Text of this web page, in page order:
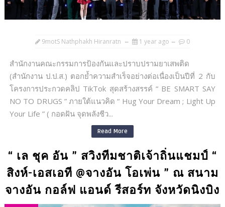
9motS Nathphakh Hiranratn 1 year ago 0
สำนักงานคณะกรรมการป้องกันและปราบปรามยาเสพติด
(สำนักงาน ป.ป.ส.) ตอกย้ำความสำเร็จอย่างต่อเนื่องเป็นปีที่ 2 กับ
โครงการประกวดคลิป TikTok สุดสร้างสรรค์ “ BE SMART SAY
NO TO DRUGS ” ภายใต้แนวคิด “ Hug Your Dream ; Light Up
Your Life ” ( กอดฝัน จุดพลังชีว...
Read More
“ เล ชุค อัน ” สวิงทีมชาติเจ้าถิ่นแชมป์ “
สิงห์-เอสเอที @จางอัน โอเพ่น ” ณ สนาม
จางอัน กอล์ฟ แอนด์ รีสอร์ท จังหวัดนิงบิง